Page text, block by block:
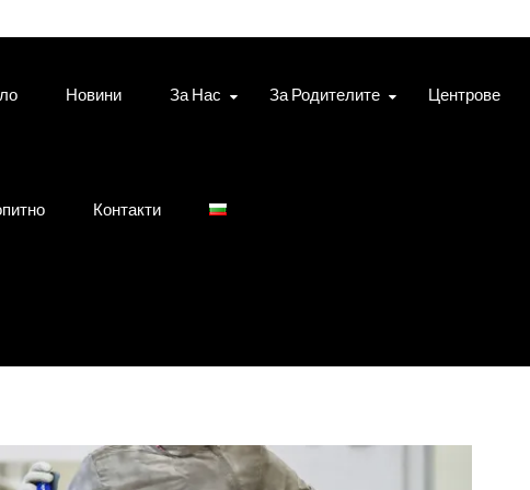
Новини За Нас За Родителите Центрове
Контакти